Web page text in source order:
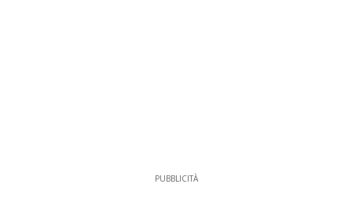
PUBBLICITÀ